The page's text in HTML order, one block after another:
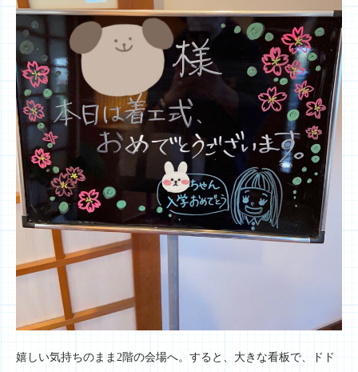
嬉しい気持ちのまま2階の会場へ。すると、大きな看板で、ドド